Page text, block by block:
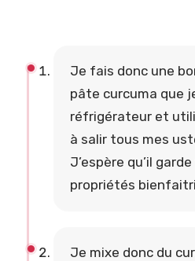
Je fais donc une
pâte curcuma que
réfrigérateur et
à salir tous mes
J’espère qu’il
propriétés
Je mixe donc du